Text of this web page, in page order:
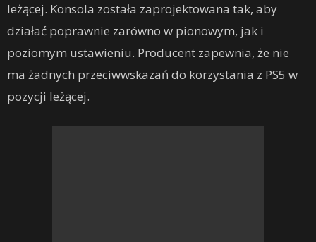
leżącej. Konsola została zaprojektowana tak, aby
działać poprawnie zarówno w pionowym, jak i
poziomym ustawieniu. Producent zapewnia, że ​​nie
ma żadnych przeciwwskazań do korzystania z PS5 w
pozycji leżącej.